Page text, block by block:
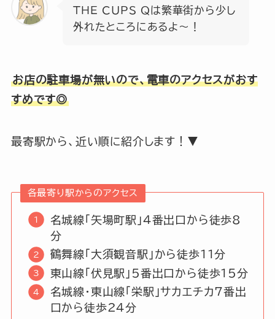
THE CUPS Qは繁華街から少し
外れたところにあるよ～！
お店の駐車場が無いので、電車のアクセスがおす
すめです◎
最寄駅から、近い順に紹介します！▼
各最寄り駅からのアクセス
名城線「矢場町駅」4番出口から徒歩8
分
鶴舞線「大須観音駅」から徒歩11分
東山線「伏見駅」5番出口から徒歩15分
名城線・東山線「栄駅」サカエチカ7番出
口から徒歩24分